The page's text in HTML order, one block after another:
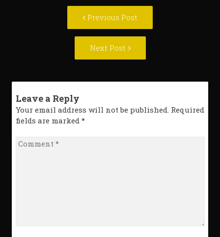
Previous Post
Next Post
Leave a Reply
Your email address will not be published. Required
fields are marked *
Comment